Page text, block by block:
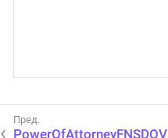
PowerOfAttorneyFNSDOV